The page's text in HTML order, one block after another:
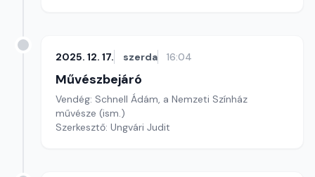
2025. 12. 17. szerda 16:04
Művészbejáró
Vendég: Schnell Ádám, a Nemzeti Színház
művésze (ism.)
Szerkesztő: Ungvári Judit